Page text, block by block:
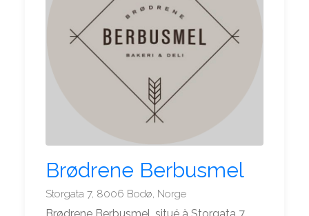
Brødrene Berbusmel
Storgata 7, 8006 Bodø, Norge